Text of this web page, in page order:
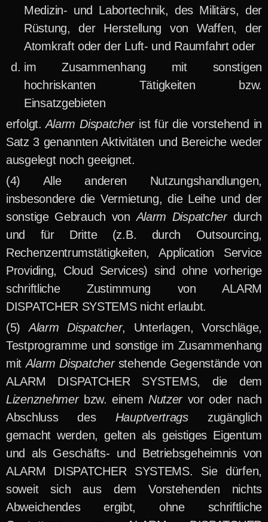
Medizin- und Labortechnik, des Militärs, der
Rüstung, der Herstellung von Waffen, der
Atomkraft oder der Luft- und Raumfahrt oder
im Zusammenhang mit sonstigen
hochriskanten Tätigkeiten bzw.
Einsatzgebieten
erfolgt. Alarm Dispatcherist für die vorstehend in
Satz 3 genannten Aktivitäten und Bereiche weder
ausgelegt noch geeignet.
Alle anderen Nutzungshandlungen,
insbesondere die Vermietung, die Leihe und der
sonstige Gebrauch vonAlarm Dispatcher durch
und für Dritte (z.B. durch Outsourcing,
Rechenzentrumstätigkeiten, Application Service
Providing, Cloud Services) sind ohne vorherige
schriftliche Zustimmung von ALARM
DISPATCHER SYSTEMS nicht erlaubt.
Alarm Dispatcher, Unterlagen, Vorschläge,
Testprogramme und sonstige im Zusammenhang
mitAlarm Dispatcher stehende Gegenstände von
ALARM DISPATCHER SYSTEMS, die dem
Lizenznehmerbzw. einem Nutzervor oder nach
Abschluss des Hauptvertragszugänglich
gemacht werden, gelten als geistiges Eigentum
und als Geschäfts- und Betriebsgeheimnis von
ALARM DISPATCHER SYSTEMS. Sie dürfen,
soweit sich aus dem Vorstehenden nichts
Abweichendes ergibt, ohne schriftliche